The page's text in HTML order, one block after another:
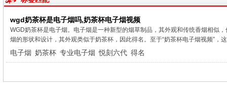
wgd奶茶杯是电子烟吗,奶茶杯电子烟视频
WGD奶茶杯是电子烟。电子烟是一种新型的烟草制品，其外观和传统香烟相似
烟的形状和设计，其外观类似于奶茶杯，因此得名。至于“奶茶杯电子烟视频”，
电子烟 奶茶杯 专业电子烟 悦刻六代 得名